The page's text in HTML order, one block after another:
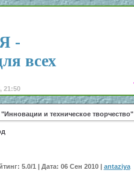
-
всех
21:50
и техническое творчество"
5.0/1 | Дата: 06 Сен 2010 | antaziya